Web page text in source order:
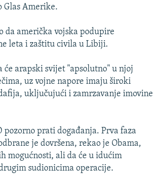
Glas Amerike.
da američka vojska podupire
leta i zaštitu civila u Libiji.
će arapski svijet "apsolutno" u njoj
uz vojne napore imaju široki
uključujući i zamrzavanje imovine
prati događanja. Prva faza
je dovršena, rekao je Obama,
mogućnosti, ali da će u idućim
sudionicima operacije.